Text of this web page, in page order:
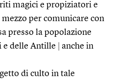
magici e propiziatori e
per comunicare con
presso la popolazione
e delle Antille
anche in
di culto in tale